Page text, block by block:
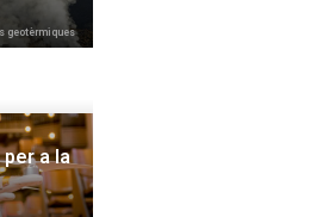
geotèrmiques
a la